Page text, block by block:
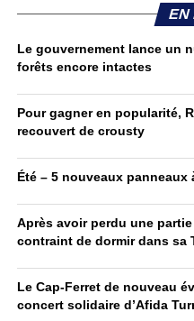
EN
Le gouvernement lance un
forêts encore intactes
Pour gagner en popularité,
recouvert de crousty
Été – 5 nouveaux
Après avoir perdu une
contraint de dormir dans sa
Le Cap-Ferret de nouveau
concert solidaire d’Afida